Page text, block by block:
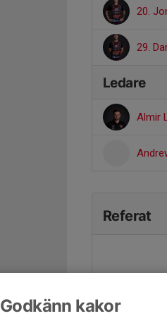
20.
29.
Ledare
Almir
Referat
Godkänn kakor